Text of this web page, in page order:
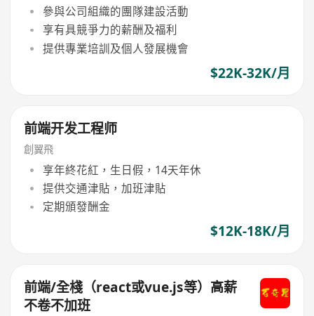
參與公司組織的團隊建設活動
享有具競爭力的薪酬及福利
提供專業培訓及個人發展機會
$22K-32K/月
前端开发工程师
創翼飛
享年終花紅，生日假，14天年休
提供交通津貼，加班津貼
定期頒發酬金
$12K-18K/月
前端/全棧（react或vue.js等）高薪
不卷不加班